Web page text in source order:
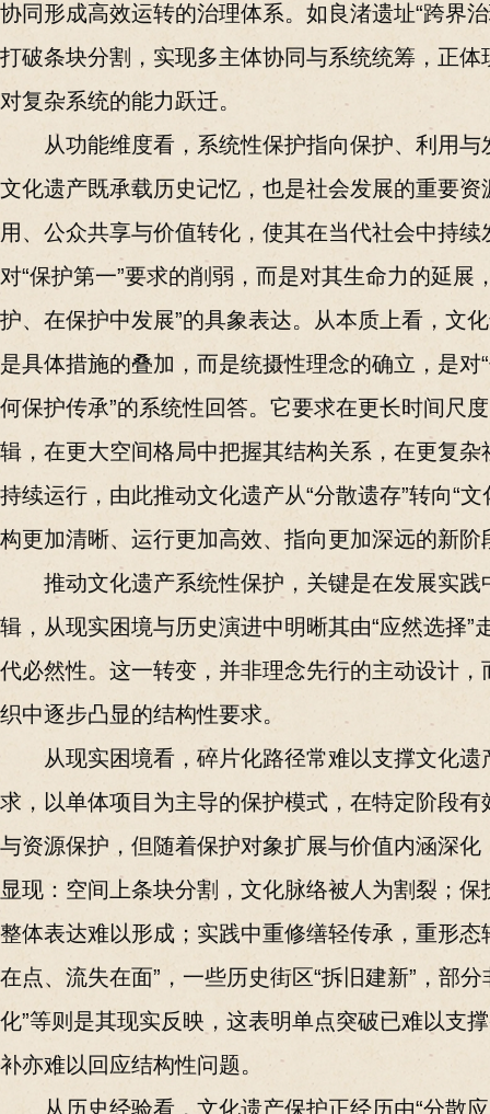
协同形成高效运转的治理体系。如良渚遗址“跨界
打破条块分割，实现多主体协同与系统统筹，正体
对复杂系统的能力跃迁。
从功能维度看，系统性保护指向保护、利用与
文化遗产既承载历史记忆，也是社会发展的重要资
用、公众共享与价值转化，使其在当代社会中持续
对“保护第一”要求的削弱，而是对其生命力的延展
护、在保护中发展”的具象表达。从本质上看，文
是具体措施的叠加，而是统摄性理念的确立，是对
何保护传承”的系统性回答。它要求在更长时间尺
辑，在更大空间格局中把握其结构关系，在更复杂
持续运行，由此推动文化遗产从“分散遗存”转向“
构更加清晰、运行更加高效、指向更加深远的新阶
推动文化遗产系统性保护，关键是在发展实践
辑，从现实困境与历史演进中明晰其由“应然选择”
代必然性。这一转变，并非理念先行的主动设计，
织中逐步凸显的结构性要求。
从现实困境看，碎片化路径常难以支撑文化遗
求，以单体项目为主导的保护模式，在特定阶段有
与资源保护，但随着保护对象扩展与价值内涵深化
显现：空间上条块分割，文化脉络被人为割裂；保
整体表达难以形成；实践中重修缮轻传承，重形态
在点、流失在面”，一些历史街区“拆旧建新”，部分
化”等则是其现实反映，这表明单点突破已难以支
补亦难以回应结构性问题。
从历史经验看，文化遗产保护正经历由“分散应